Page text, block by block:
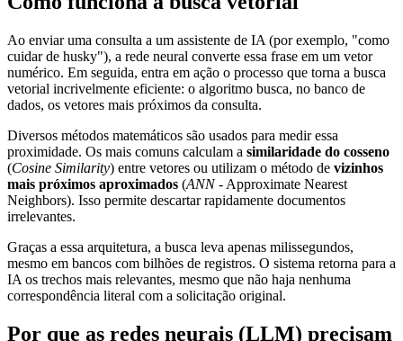
Ao enviar uma consulta a um assistente de IA (por exemplo, "como
cuidar de husky"), a rede neural converte essa frase em um vetor
numérico. Em seguida, entra em ação o processo que torna a busca
vetorial incrivelmente eficiente: o algoritmo busca, no banco de
dados, os vetores mais próximos da consulta.
Diversos métodos matemáticos são usados para medir essa
proximidade. Os mais comuns calculam a similaridade do cosseno
(Cosine Similarity) entre vetores ou utilizam o método de vizinhos
mais próximos aproximados (ANN- Approximate Nearest
Neighbors). Isso permite descartar rapidamente documentos
irrelevantes.
Graças a essa arquitetura, a busca leva apenas milissegundos,
mesmo em bancos com bilhões de registros. O sistema retorna para a
IA os trechos mais relevantes, mesmo que não haja nenhuma
correspondência literal com a solicitação original.
Por que as redes neurais (LLM) precisam